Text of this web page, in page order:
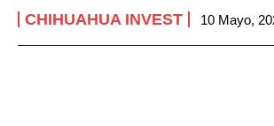
CHIHUAHUA INVEST 10 Mayo,